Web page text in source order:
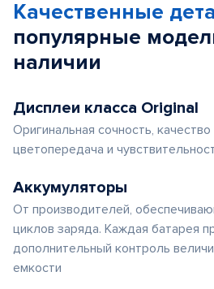
Качественные
популярные
наличии
Дисплеи класса Original
Оригинальная сочность,
цветопередача и
Аккумуляторы
От производителей,
циклов заряда. Каждая батарея
дополнительный контроль
емкости